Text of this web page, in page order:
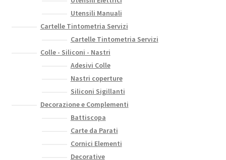
Utensili Manuali
Cartelle Tintometria Servizi
Cartelle Tintometria Servizi
Colle - Siliconi - Nastri
Adesivi Colle
Nastri coperture
Siliconi Sigillanti
Decorazione e Complementi
Battiscopa
Carte da Parati
Cornici Elementi
Decorative